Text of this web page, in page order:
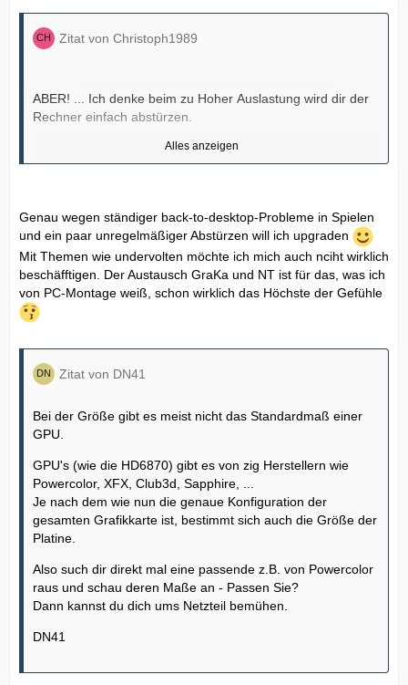
Zitat von Christoph1989
ABER! ... Ich denke beim zu Hoher Auslastung wird dir der
Rechner einfach abstürzen.
150-180w unter last schon ganz schön... das könnte
Probleme geben beim Zocken.
Was du Probieren kannst ist die CPU zu undervolten! dann
könnte es dann auch klappen mit den 100-130w Verbrauch
unter Last
Würde dir aber Trotzdem anraten einen Netzteil Upgrade
durchzuführen.
und wegen er Grösse... das müsstest du halt nachlesen
Alles anzeigen
Genau wegen ständiger back-to-desktop-Probleme in Spielen
und ein paar unregelmäßiger Abstürzen will ich upgraden
Mit Themen wie undervolten möchte ich mich auch nciht wirklich
beschäfftigen. Der Austausch GraKa und NT ist für das, was ich
von PC-Montage weiß, schon wirklich das Höchste der Gefühle
Zitat von DN41
Bei der Größe gibt es meist nicht das Standardmaß einer
GPU.
GPU's (wie die HD6870) gibt es von zig Herstellern wie
Powercolor, XFX, Club3d, Sapphire, ...
Je nach dem wie nun die genaue Konfiguration der
gesamten Grafikkarte ist, bestimmt sich auch die Größe der
Platine.
Also such dir direkt mal eine passende z.B. von Powercolor
raus und schau deren Maße an - Passen Sie?
Dann kannst du dich ums Netzteil bemühen.
DN41